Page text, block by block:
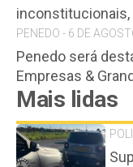
inconstitucionais,
PENEDO - 6 DE
Penedo será
Empresas &
Mais lidas